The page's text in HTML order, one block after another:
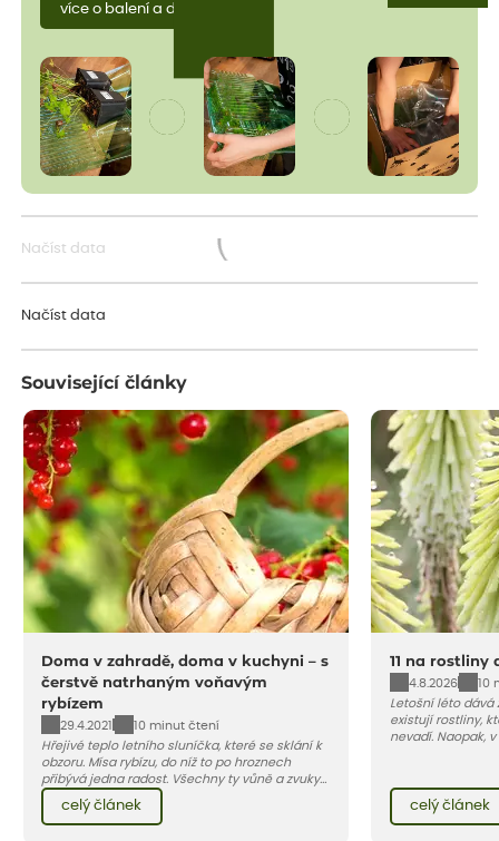
více o balení a dopravě
Načíst data
Načíst data
Související články
Doma v zahradě, doma v kuchyni – s
čerstvě natrhaným voňavým
rybízem
29.4.2021
10 minut čtení
Hřejivé teplo letního sluníčka, které se sklání k
obzoru. Mísa rybízu, do níž to po hroznech
přibývá jedna radost. Všechny ty vůně a zvuky
červencové zahrady. Sklizeň rybízu do kuchyně
vnese neuvěřitelný klid a radost. A taky trochu
bezstarostnosti dětství při mlsání babiččina
celý článek
11 na rostliny
4.8.2026
10
Letošní léto dává
existují rostliny,
nevadí. Naopak,
horké a suché
Pojďme se
celý článek